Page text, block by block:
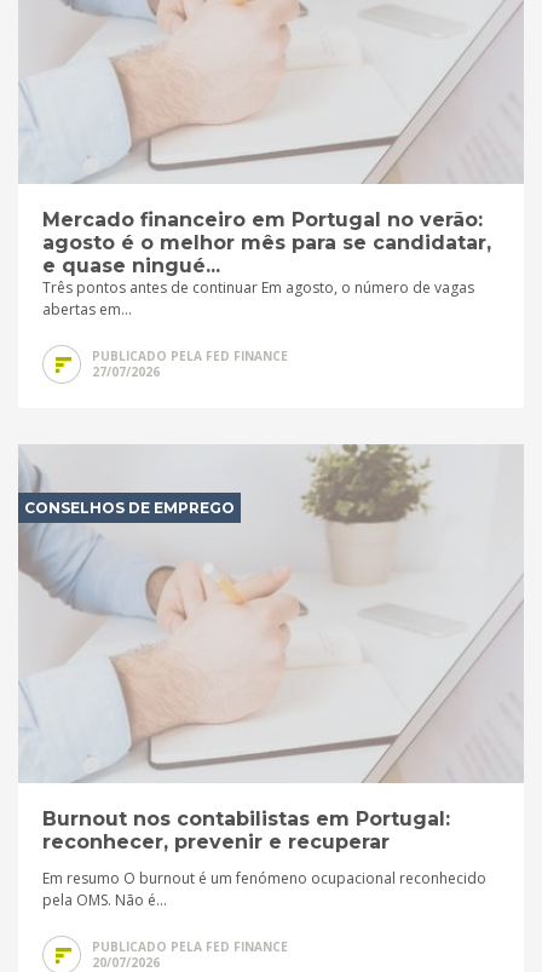
Mercado financeiro em Portugal no verão:
agosto é o melhor mês para se candidatar,
e quase ningué...
Três pontos antes de continuar Em agosto, o número de vagas
abertas em...
PUBLICADO PELA FED FINANCE
27/07/2026
CONSELHOS DE EMPREGO
Burnout nos contabilistas em Portugal:
reconhecer, prevenir e recuperar
Em resumo O burnout é um fenómeno ocupacional reconhecido
pela OMS. Não é...
PUBLICADO PELA FED FINANCE
20/07/2026